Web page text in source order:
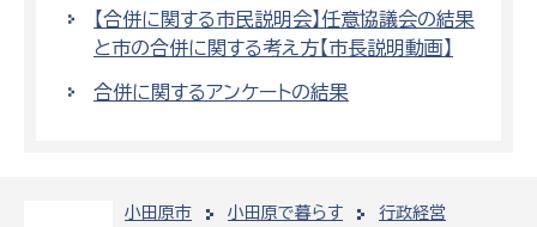
小田原市 小田原で暮らす
行政経営
【合併に関する市民説明会】任意協議会の結果
と市の合併に関する考え方【市長説明動画】
合併に関するアンケートの結果